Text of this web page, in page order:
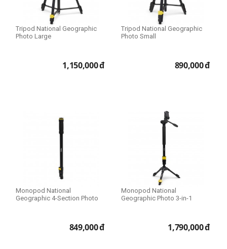
Tripod National Geographic
Photo Large
1,150,000đ
Tripod National Geographic
Photo Small
890,000đ
Monopod National
Geographic 4-Section Photo
849,000đ
Monopod National
Geographic Photo 3-in-1
1,790,000đ